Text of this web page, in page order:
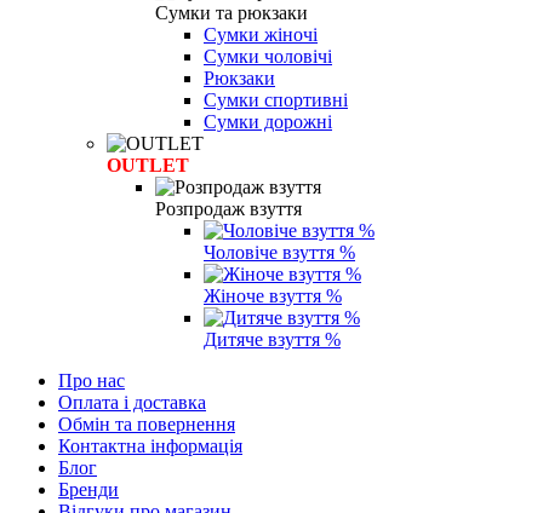
Сумки та рюкзаки
Сумки жіночі
Сумки чоловічі
Рюкзаки
Сумки спортивні
Сумки дорожні
OUTLET
Розпродаж взуття
Чоловіче взуття %
Жіноче взуття %
Дитяче взуття %
Про нас
Оплата і доставка
Обмін та повернення
Контактна інформація
Блог
Бренди